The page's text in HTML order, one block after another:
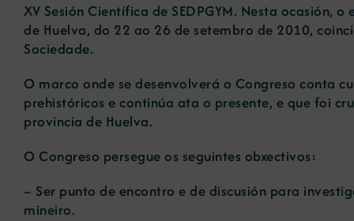
XV Sesión Científica de SEDPGYM. Nesta ocasión,
de Huelva, do 22 ao 26 de setembro de 2010,
Sociedade.
O marco onde se desenvolverá o Congreso conta
prehistóricos e continúa ata o presente, e que foi
provincia de Huelva.
O Congreso persegue os seguintes obxectivos:
– Ser punto de encontro e de discusión para
mineiro.